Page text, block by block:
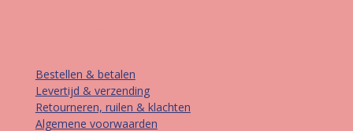
Bestellen & betalen
Levertijd & verzending
Retourneren, ruilen & klachten
Algemene voorwaarden